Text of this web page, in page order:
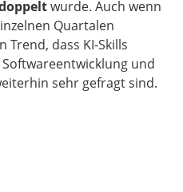
wurde. Auch wenn
Quartalen
Trend, dass KI-Skills
und
sehr gefragt sind.